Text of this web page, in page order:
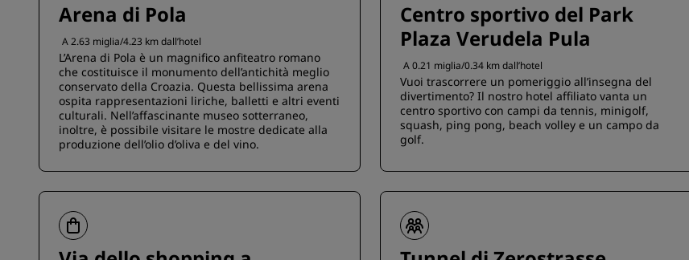
Arena di Pola
A 2.63 miglia/4.23 km dall’hotel
L’Arena di Pola è un magnifico anfiteatro romano
che costituisce il monumento dell’antichità meglio
conservato della Croazia. Questa bellissima arena
ospita rappresentazioni liriche, balletti e altri eventi
culturali. Nell’affascinante museo sotterraneo,
inoltre, è possibile visitare le mostre dedicate alla
produzione dell’olio d’oliva e del vino.
Centro sportivo del Park
Plaza Verudela Pula
A 0.21 miglia/0.34 km dall’hotel
Vuoi trascorrere un pomeriggio all’insegna del
divertimento? Il nostro hotel affiliato vanta un
centro sportivo con campi da tennis, minigolf,
squash, ping pong, beach volley e un campo da
golf.